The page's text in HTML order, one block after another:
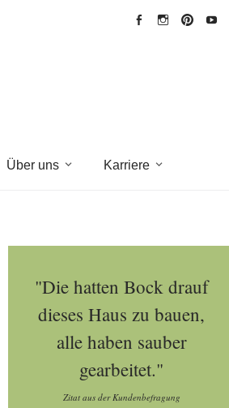
Über uns Karriere
"Die hatten Bock drauf
dieses Haus zu bauen,
alle haben sauber
gearbeitet."
Zitat aus der Kundenbefragung